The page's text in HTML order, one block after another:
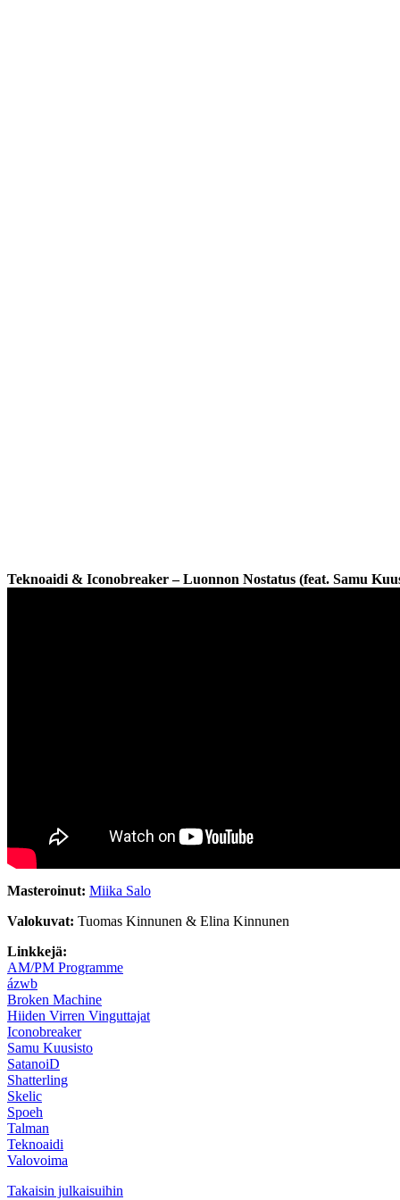
Teknoaidi & Iconobreaker – Luonnon Nostatus (feat. Samu
Masteroinut: Miika Salo
Valokuvat: Tuomas Kinnunen & Elina Kinnunen
Linkkejä:
AM/PM Programme
ázwb
Broken Machine
Hiiden Virren Vinguttajat
Iconobreaker
Samu Kuusisto
SatanoiD
Shatterling
Skelic
Spoeh
Talman
Teknoaidi
Valovoima
Takaisin julkaisuihin